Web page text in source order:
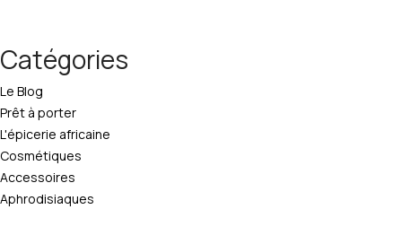
Catégories
Le Blog
Prêt à porter
L'épicerie africaine
Cosmétiques
Accessoires
Aphrodisiaques